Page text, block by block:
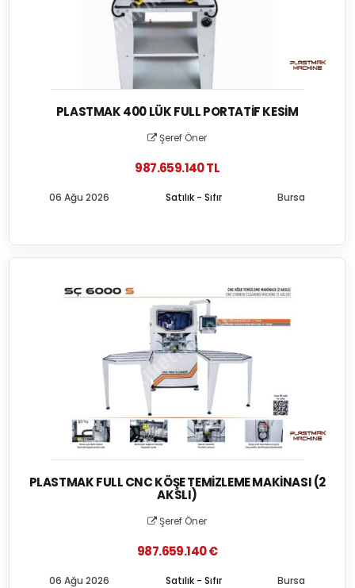
PLASTMAK 400 LÜK FULL PORTATIF KESIM
Şeref Öner
987.659.140 TL
Satılık - Sıfır
06 Ağu 2026 Bursa
PLASTMAK FULL CNC KÖŞE TEMIZLEME MAKINASI (2
AKSLI)
Şeref Öner
987.659.140 €
Satılık - Sıfır
06 Ağu 2026 Bursa